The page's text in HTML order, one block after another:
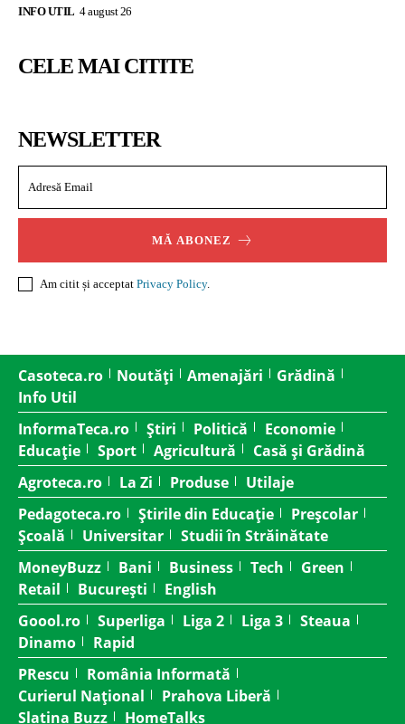
INFO UTIL 4 august 26
CELE MAI CITITE
NEWSLETTER
MĂ ABONEZ
Am citit și acceptat Privacy Policy.
Casoteca.ro Noutăți Amenajări
Grădină
Info Util
InformaTeca.ro
Știri Politică
Economie
Educație
Sport Agricultură
Casă și Grădină
Agroteca.ro
La Zi Produse
Utilaje
Pedagoteca.ro
Știrile din Educație
Preșcolar
Școală
Universitar
Studii în Străinătate
MoneyBuzz
Bani Business Tech
Green
Retail
București
English
Goool.ro
Superliga Liga 2 Liga 3
Steaua
Dinamo
Rapid
PRescu
România Informată
Curierul Național
Prahova Liberă
Slatina Buzz
HomeTalks